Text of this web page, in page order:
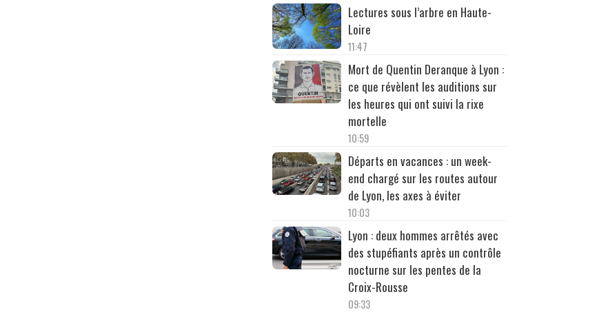
Lectures sous l’arbre en Haute-
Loire
11:47
Mort de Quentin Deranque à Lyon :
ce que révèlent les auditions sur
les heures qui ont suivi la rixe
mortelle
10:59
Départs en vacances : un week-
end chargé sur les routes autour
de Lyon, les axes à éviter
10:03
Lyon : deux hommes arrêtés avec
des stupéfiants après un contrôle
nocturne sur les pentes de la
Croix-Rousse
09:33